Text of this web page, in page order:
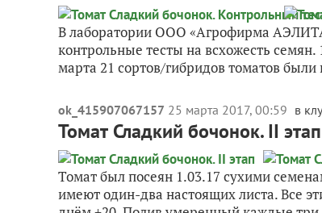
В лаборатории ООО «Агрофирма
контрольные тесты на всхожесть семян.
марта 21 сортов/гибридов томатов
ok_415907067157 25 марта 2017, 00:59 в
Томат Сладкий бочонок. II этап
Томат был посеян 1.03.17 сухими
имеют один-два настоящих листа. Все